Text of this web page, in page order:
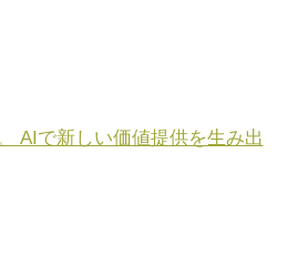
AIで新しい価値提供を生み出